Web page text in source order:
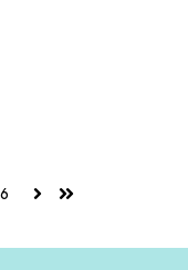
6
Siguiente
Última